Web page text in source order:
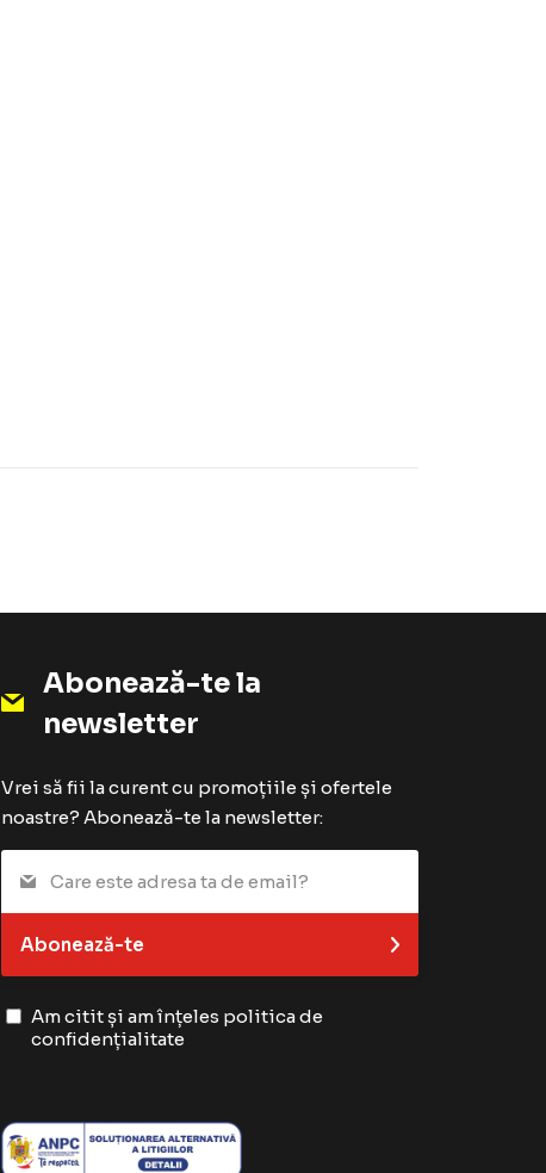
Abonează-te la
newsletter
Vrei să fii la curent cu promoțiile și ofertele
noastre? Abonează-te la newsletter:
Abonează-te
Am citit și am înțeles politica de
confidențialitate